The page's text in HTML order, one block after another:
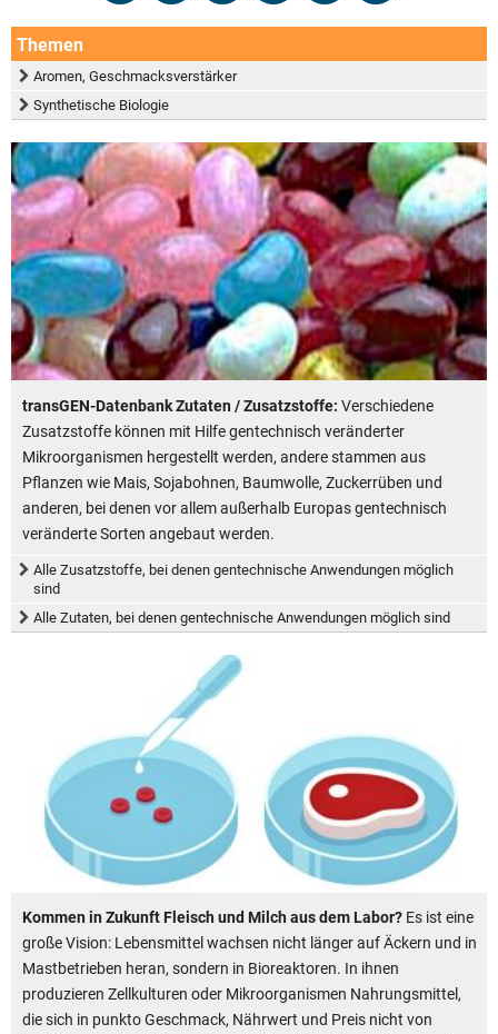
Themen
Aromen, Geschmacksverstärker
Synthetische Biologie
transGEN-Datenbank Zutaten / Zusatzstoffe: Verschiedene
Zusatzstoffe können mit Hilfe gentechnisch veränderter
Mikroorganismen hergestellt werden, andere stammen aus
Pflanzen wie Mais, Sojabohnen, Baumwolle, Zuckerrüben und
anderen, bei denen vor allem außerhalb Europas gentechnisch
veränderte Sorten angebaut werden.
Alle Zusatzstoffe, bei denen gentechnische Anwendungen möglich
sind
Alle Zutaten, bei denen gentechnische Anwendungen möglich sind
Kommen in Zukunft Fleisch und Milch aus dem Labor? Es ist eine
große Vision: Lebensmittel wachsen nicht länger auf Äckern und in
Mastbetrieben heran, sondern in Bioreaktoren. In ihnen
produzieren Zellkulturen oder Mikroorganismen Nahrungsmittel,
die sich in punkto Geschmack, Nährwert und Preis nicht von